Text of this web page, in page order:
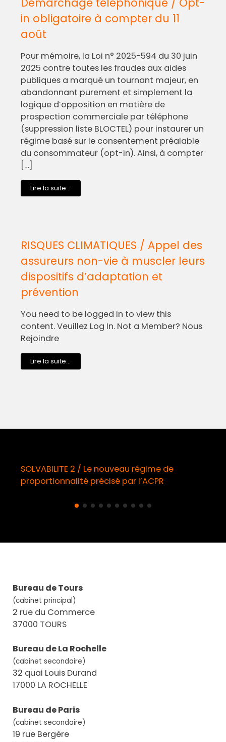
in obligatoire à compter du 11
août
Pour mémoire, la Loi n° 2025-594 du 30 juin
2025 contre toutes les fraudes aux aides
publiques a marqué un tournant majeur, en
abandonnant purement et simplement la
logique d’opposition en matière de
prospection commerciale par téléphone
(suppression liste BLOCTEL) pour instaurer un
régime basé sur le consentement préalable
du consommateur (opt-in). Ainsi, à compter
[…]
Lire la suite...
RISQUES CLIMATIQUES / Appel des
assureurs non-vie à muscler leurs
dispositifs d’adaptation et
prévention
You need to be logged in to view this
content. Veuillez Log In. Not a Member? Nous
Rejoindre
Lire la suite...
SOLVABILITE 2 / Le nouveau régime de
proportionnalité précisé par l’ACPR
Bureau de Tours
(cabinet principal)
2 rue du Commerce
37000 TOURS
Bureau de La Rochelle
(cabinet secondaire)
32 quai Louis Durand
17000 LA ROCHELLE
Bureau de Paris
(cabinet secondaire)
19 rue Bergère